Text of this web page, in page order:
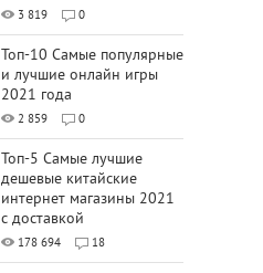
3 819 0
Топ-10 Самые популярные
и лучшие онлайн игры
2021 года
2 859 0
Топ-5 Самые лучшие
дешевые китайские
интернет магазины 2021
с доставкой
178 694 18